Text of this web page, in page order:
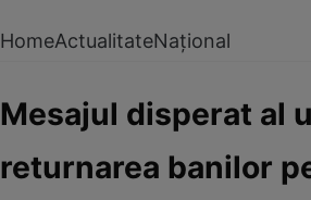
HomeActualitateNațional
Mesajul disperat al
returnarea banilor